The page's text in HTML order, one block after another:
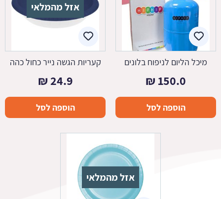
מיכל הליום לניפוח בלונים
150.0
₪
הוספה לסל
אזל מהמלאי
קעריות הגשה נייר כחול כהה
24.9
₪
הוספה לסל
אזל מהמלאי